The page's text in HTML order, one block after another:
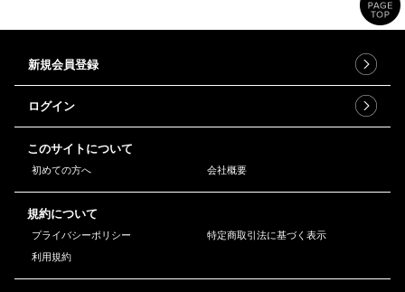
新規会員登録
ログイン
このサイトについて
初めての方へ 会社概要
規約について
プライバシーポリシー
特定商取引法に基づく表示
利用規約